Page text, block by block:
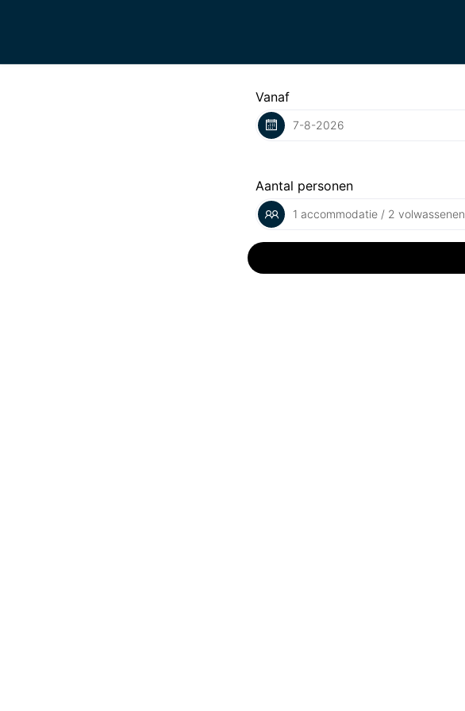
Vanaf
Aantal personen
1 accommodatie / 2 volwassenen